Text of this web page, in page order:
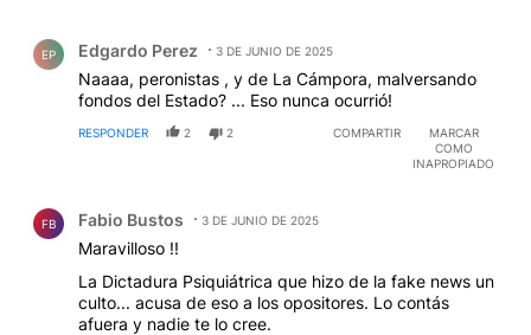
EP Edgardo Perez 3 DE JUNIO DE 2025
Naaaa, peronistas , y de La Cámpora, malversando
fondos del Estado? ... Eso nunca ocurrió!
RESPONDER 2 2 COMPARTIR
MARCAR
COMO
INAPROPIADO
FB Fabio Bustos 3 DE JUNIO DE 2025
Maravilloso !!
La Dictadura Psiquiátrica que hizo de la fake news un
culto... acusa de eso a los opositores. Lo contás
afuera y nadie te lo cree.